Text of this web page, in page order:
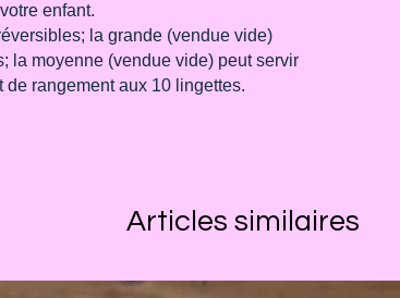
enfant.
la grande (vendue vide)
la moyenne (vendue vide) peut servir
rangement aux 10 lingettes.
Articles similaires